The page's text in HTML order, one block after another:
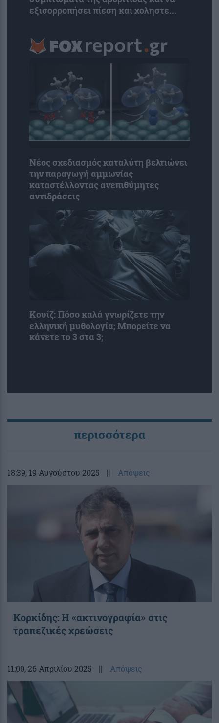
εξισορροπήσει πίεση και χοληστε...
Νέος σχεδιασμός καταλύτη βελτιώνει
την παραγωγή αμμωνίας
καταστέλλοντας ανεπιθύμητες
αντιδράσεις
Κουίζ: Πόσο καλά γνωρίζετε την
ελληνική μυθολογία; Μπορείτε να
κάνετε το 3 στα 3;
περισσότερα
18:39, 19 Αυγούστου 2025 || Απόψεις
Κορκίδης: Η «ακτινογραφία» στις
τραπεζικές χρεώσεις
11:00, 26 Απριλίου 2025 || Απόψεις